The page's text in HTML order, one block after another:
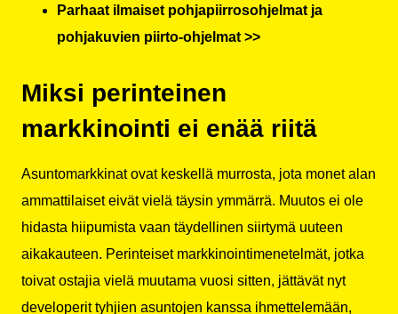
Parhaat ilmaiset pohjapiirrosohjelmat ja
pohjakuvien piirto-ohjelmat >>
Miksi perinteinen
markkinointi ei enää riitä
Asuntomarkkinat ovat keskellä murrosta, jota monet alan
ammattilaiset eivät vielä täysin ymmärrä. Muutos ei ole
hidasta hiipumista vaan täydellinen siirtymä uuteen
aikakauteen. Perinteiset markkinointimenetelmät, jotka
toivat ostajia vielä muutama vuosi sitten, jättävät nyt
developerit tyhjien asuntojen kanssa ihmettelemään,